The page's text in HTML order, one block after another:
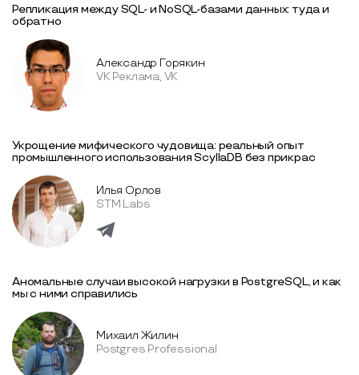
Репликация между SQL- и NoSQL-базами данных: туда и
обратно
Александр Горякин
VK Реклама, VK
Укрощение мифического чудовища: реальный опыт
промышленного использования ScyllaDB без прикрас
Илья Орлов
STM Labs
Аномальные случаи высокой нагрузки в PostgreSQL, и как
мы с ними справились
Михаил Жилин
Postgres Professional